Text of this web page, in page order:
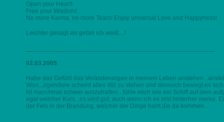
Open your Heart!
Free your Wisdom!
No more Karma, no more Tears! Enjoy universal Love and Happyness!
Leichter gesagt als getan ich weiß....!
02.03.2005
Habe das Gefühl das Veränderungen in meinem Leben
Wort...irgendwie scheint alles still zu stehen und dennoch bewegt es
Ist manchmal schwer auszuhalten...fühle mich wie ein Schiff auf dem
egal welcher Kurs...es wird gut, auch wenn ich es erst hinterher merke.
der Fels in der Brandung, welcher der Dinge harrt die da kommen...